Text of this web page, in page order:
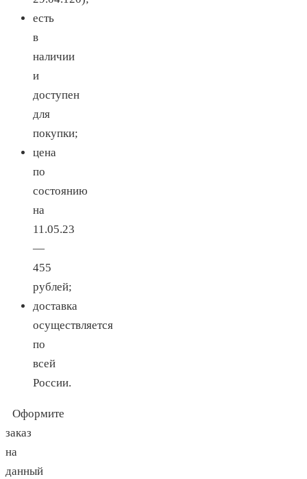
есть
в
наличии
и
доступен
для
покупки;
цена
по
состоянию
на
11.05.23
—
455
рублей;
доставка
осуществляется
по
всей
России.
Оформите
заказ
на
данный